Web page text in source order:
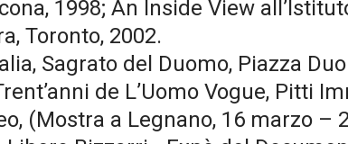
1998; An Inside View
Toronto, 2002.
Sagrato del Duomo, Piazza
de L’Uomo Vogue, Pitti
(Mostra a Legnano, 16 marzo –